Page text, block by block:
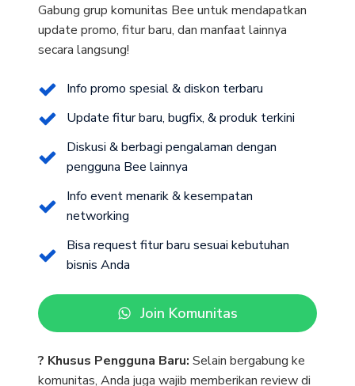
Gabung grup komunitas Bee untuk mendapatkan
update promo, fitur baru, dan manfaat lainnya
secara langsung!
Info promo spesial & diskon terbaru
Update fitur baru, bugfix, & produk terkini
Diskusi & berbagi pengalaman dengan
pengguna Bee lainnya
Info event menarik & kesempatan
networking
Bisa request fitur baru sesuai kebutuhan
bisnis Anda
Join Komunitas
? Khusus Pengguna Baru: Selain bergabung ke
komunitas, Anda juga wajib memberikan review di